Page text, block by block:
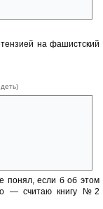
на фашистский
понял, если б об этом
— считаю книгу №2